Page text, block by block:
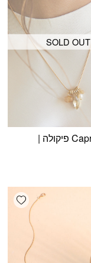
SOLD OUT
שרשרת Capri פיקולה |